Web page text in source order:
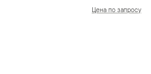
Цена по запросу